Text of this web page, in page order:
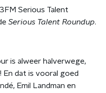
Serious Talent
Serious Talent Roundup.
is alweer halverwege,
En dat is vooral goed
Emil Landman en